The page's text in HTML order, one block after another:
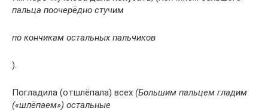
пальца поочерёдно стучим
по кончикам остальных пальчиков
).
Погладила (отшлёпала) всех (Большим пальцем гладим
(«шлёпаем») остальные